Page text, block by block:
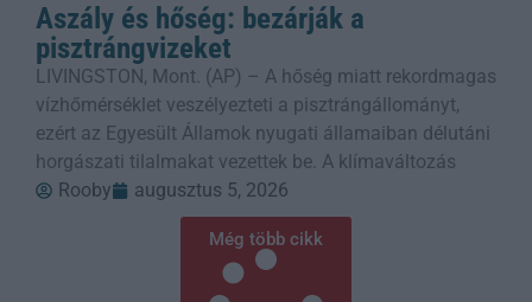
Aszály és hőség: bezárják a
pisztrángvizeket
LIVINGSTON, Mont. (AP) – A hőség miatt rekordmagas
vízhőmérséklet veszélyezteti a pisztrángállományt,
ezért az Egyesült Államok nyugati államaiban délutáni
horgászati tilalmakat vezettek be. A klímaváltozás
Rooby
augusztus 5, 2026
Még több cikk